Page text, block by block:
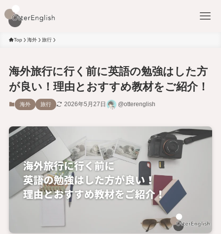
Top 海外 旅行
海外旅行に行く前に英語の勉強はした方
が良い！理由とおすすめ教材をご紹介！
海外 旅行 2026年5月27日 @otterenglish